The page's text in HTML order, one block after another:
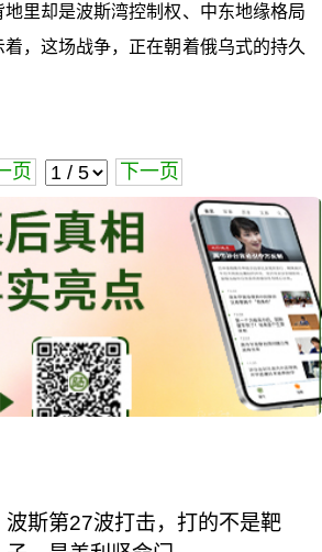
里却是波斯湾控制权、中东地缘格局
，这场战争，正在朝着俄乌式的持久
页 下一页
波斯第27波打击，打的不是靶